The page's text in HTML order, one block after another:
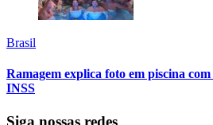
Brasil
Ramagem explica foto em piscina
INSS
Siga nossas redes